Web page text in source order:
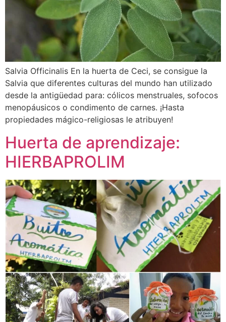
Salvia Officinalis En la huerta de Ceci, se consigue la
Salvia que diferentes culturas del mundo han utilizado
desde la antigüedad para: cólicos menstruales, sofocos
menopáusicos o condimento de carnes. ¡Hasta
propiedades mágico-religiosas le atribuyen!
Huerta de aprendizaje:
HIERBAPROLIM